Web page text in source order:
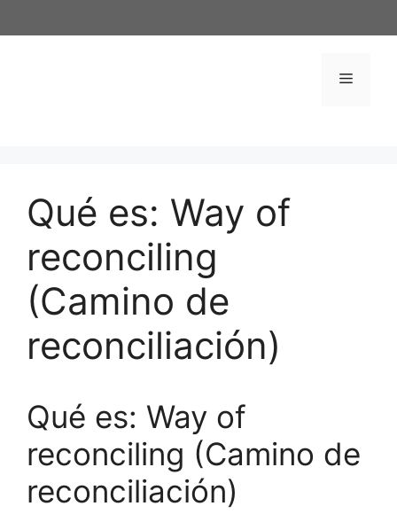
al
Menú
Qué es: Way of
reconciling
(Camino de
reconciliación)
Qué es: Way of
reconciling (Camino de
reconciliación)